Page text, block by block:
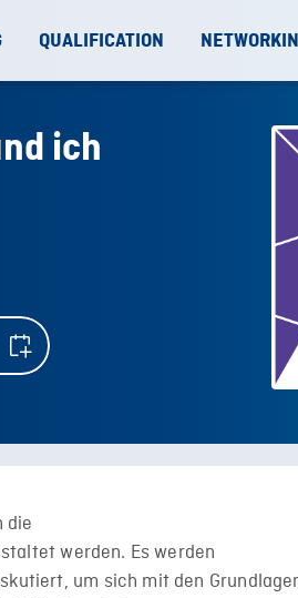
QUALIFICATION
ich
die
werden. Es werden
um sich mit den